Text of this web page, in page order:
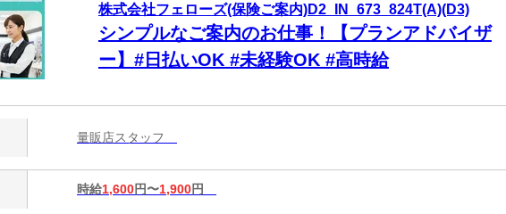
株式会社フェローズ(保険ご案内)D2_IN_673_824T(A)(D3)
シンプルなご案内のお仕事！【プランアドバイザ
ー】#日払いOK #未経験OK #高時給
量販店スタッフ
時給1,600円〜1,900円